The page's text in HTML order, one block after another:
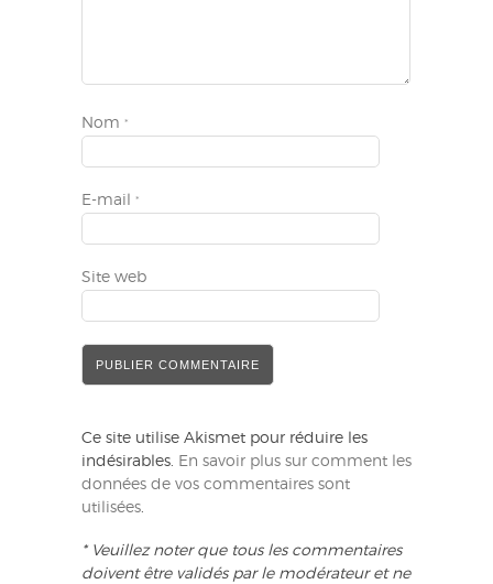
Nom *
E-mail *
Site web
Ce site utilise Akismet pour réduire les
indésirables. En savoir plus sur comment les
données de vos commentaires sont
utilisées.
* Veuillez noter que tous les commentaires
doivent être validés par le modérateur et ne